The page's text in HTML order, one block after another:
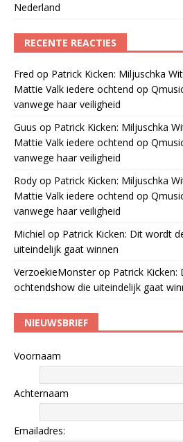
Nederland
RECENTE REACTIES
Fred op Patrick Kicken: Miljuschka
Mattie Valk iedere ochtend op
vanwege haar veiligheid
Guus op Patrick Kicken: Miljuschka
Mattie Valk iedere ochtend op
vanwege haar veiligheid
Rody op Patrick Kicken: Miljuschka
Mattie Valk iedere ochtend op
vanwege haar veiligheid
Michiel op Patrick Kicken: Dit wordt
uiteindelijk gaat winnen
VerzoekieMonsterop Patrick
ochtendshow die uiteindelijk gaat
NIEUWSBRIEF
Voornaam
Achternaam
Emailadres: